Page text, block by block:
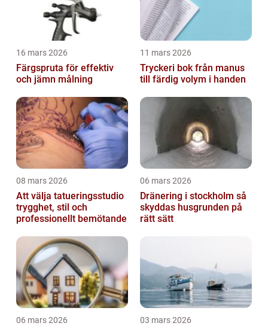
16 mars 2026
Färgspruta för effektiv
och jämn målning
11 mars 2026
Tryckeri bok från manus
till färdig volym i handen
08 mars 2026
Att välja tatueringsstudio
trygghet, stil och
professionellt bemötande
06 mars 2026
Dränering i stockholm så
skyddas husgrunden på
rätt sätt
06 mars 2026 03 mars 2026